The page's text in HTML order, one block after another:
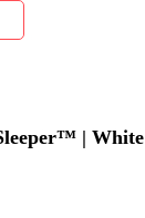
| White